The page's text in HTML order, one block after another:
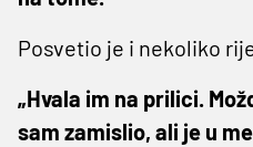
Posvetio je i nekoliko
„Hvala im na prilici.
sam zamislio, ali je u